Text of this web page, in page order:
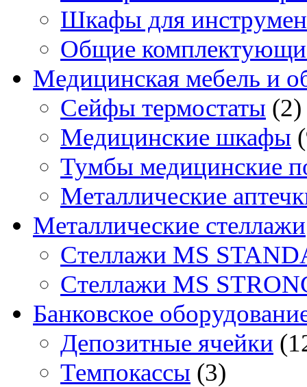
Шкафы для
Общие
Медицинская мебель и
Сейфы термостаты (2)
Медицинские шкафы
Тумбы медицинские
Металлические
Металлические стеллажи
Стеллажи MS
Стеллажи MS
Банковское
Депозитные ячейки
Темпокассы (3)